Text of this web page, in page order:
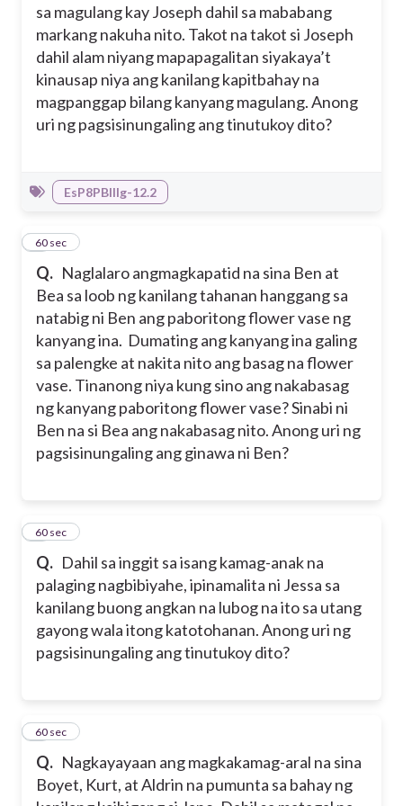
tulungan ang ibang tao
sa magulang kay Joseph dahil sa mababang
markang nakuha nito. Takot na takot si Joseph
dahil alam niyang mapapagalitan siyakaya’t
kinausap niya ang kanilang kapitbahay na
magpanggap bilang kanyang magulang. Anong
uri ng pagsisinungaling ang tinutukoy dito?
EsP8PBIIIg-12.2
Q. Naglalaro angmagkapatid na sina Ben at
Bea sa loob ng kanilang tahanan hanggang sa
natabig ni Ben ang paboritong flower vase ng
kanyang ina. Dumating ang kanyang ina galing
sa palengke at nakita nito ang basag na flower
vase. Tinanong niya kung sino ang nakabasag
ng kanyang paboritong flower vase? Sinabi ni
Ben na si Bea ang nakabasag nito. Anong uri ng
pagsisinungaling ang ginawa ni Ben?
260 sec
Q. Dahil sa inggit sa isang kamag-anak na
palaging nagbibiyahe, ipinamalita ni Jessa sa
kanilang buong angkan na lubog na ito sa utang
gayong wala itong katotohanan. Anong uri ng
pagsisinungaling ang tinutukoy dito?
360 sec
Q. Nagkayayaan ang magkakamag-aral na sina
Boyet, Kurt, at Aldrin na pumunta sa bahay ng
460 sec